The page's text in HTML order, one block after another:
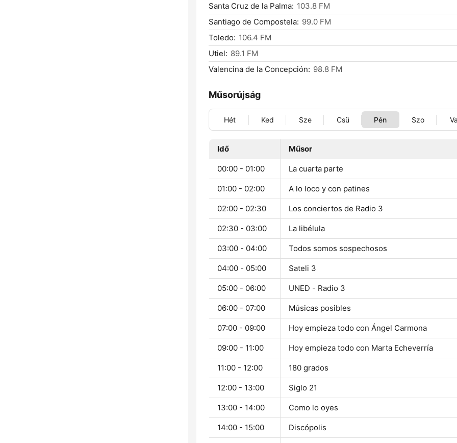
Santa Cruz de la Palma: 103.8 FM
Santiago de Compostela: 99.0 FM
Toledo: 106.4 FM
Utiel: 89.1 FM
Valencina de la Concepción: 98.8 FM
Műsorújság
Hét Ked Sze Csü Pén Szo
Idő Műsor
00:00 - 01:00 La cuarta parte
01:00 - 02:00 A lo loco y con patines
02:00 - 02:30 Los conciertos de Radio 3
02:30 - 03:00 La libélula
03:00 - 04:00 Todos somos sospechosos
04:00 - 05:00 Sateli 3
05:00 - 06:00 UNED - Radio 3
06:00 - 07:00 Músicas posibles
07:00 - 09:00 Hoy empieza todo con Ángel Carmona
09:00 - 11:00 Hoy empieza todo con Marta Echeverría
11:00 - 12:00 180 grados
12:00 - 13:00 Siglo 21
13:00 - 14:00 Como lo oyes
14:00 - 15:00 Discópolis